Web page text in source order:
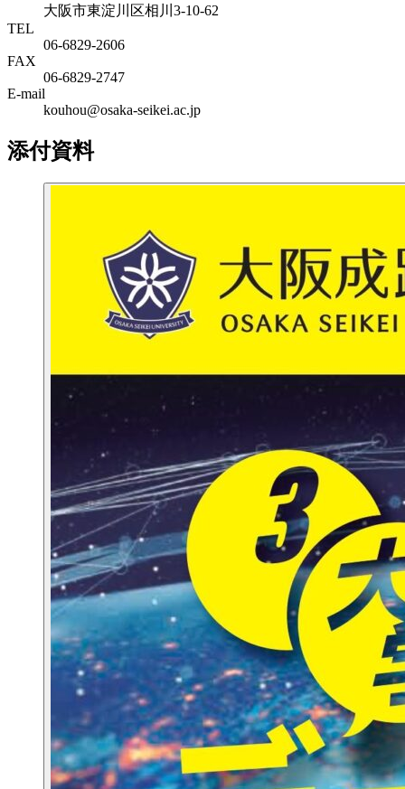
大阪市東淀川区相川3-10-62
TEL
06-6829-2606
FAX
06-6829-2747
E-mail
kouhou@osaka-seikei.ac.jp
添付資料